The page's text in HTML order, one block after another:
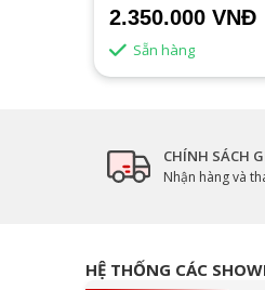
2.350.000 VNĐ
Sẵn hàng
CHÍNH SÁCH
Nhận hàng và
HỆ THỐNG CÁC